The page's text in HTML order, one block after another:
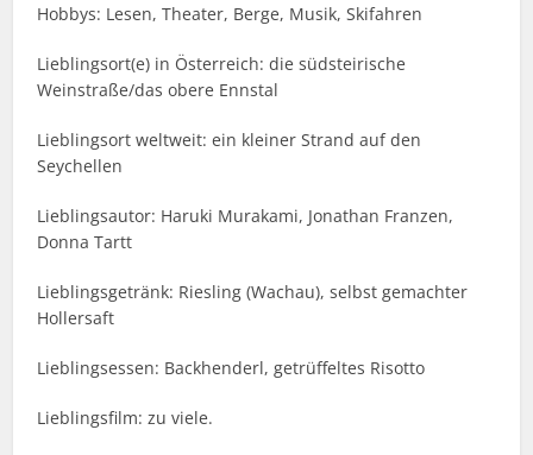
Hobbys: Lesen, Theater, Berge, Musik, Skifahren
Lieblingsort(e) in Österreich: die südsteirische
Weinstraße/das obere Ennstal
Lieblingsort weltweit: ein kleiner Strand auf den
Seychellen
Lieblingsautor: Haruki Murakami, Jonathan Franzen,
Donna Tartt
Lieblingsgetränk: Riesling (Wachau), selbst gemachter
Hollersaft
Lieblingsessen: Backhenderl, getrüffeltes Risotto
Lieblingsfilm: zu viele.